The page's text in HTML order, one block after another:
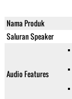
Nama Produk
Saluran Speaker
Audio Features